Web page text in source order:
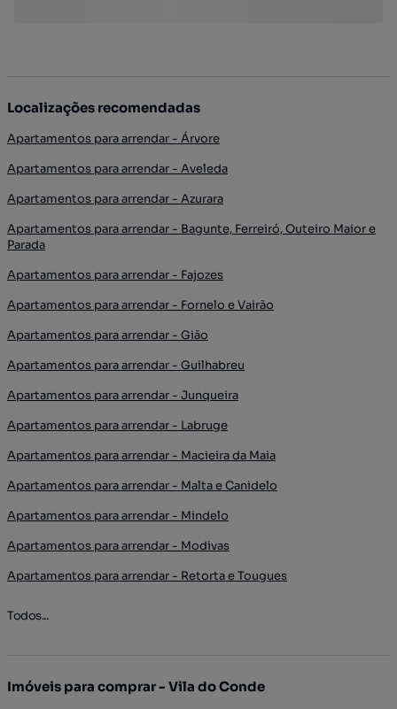
Localizações recomendadas
Apartamentos para arrendar - Árvore
Apartamentos para arrendar - Aveleda
Apartamentos para arrendar - Azurara
Apartamentos para arrendar - Bagunte, Ferreiró, Outeiro Maior e
Parada
Apartamentos para arrendar - Fajozes
Apartamentos para arrendar - Fornelo e Vairão
Apartamentos para arrendar - Gião
Apartamentos para arrendar - Guilhabreu
Apartamentos para arrendar - Junqueira
Apartamentos para arrendar - Labruge
Apartamentos para arrendar - Macieira da Maia
Apartamentos para arrendar - Malta e Canidelo
Apartamentos para arrendar - Mindelo
Apartamentos para arrendar - Modivas
Apartamentos para arrendar - Retorta e Tougues
Todos...
Imóveis para comprar - Vila do Conde